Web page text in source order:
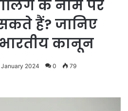
के नाम पर
सकते हैं? जानिए
कानून
January 2024 0 79